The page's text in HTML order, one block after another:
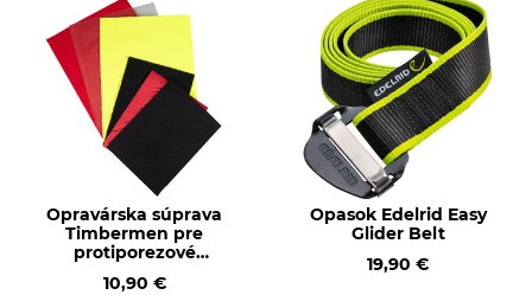
Testovacia značka KWF
KWF Profi
Ochranné vrstvy proti
porezaniu
Typ produktu
Protiporezové nohavice
Označenie modelu
Univerzálne
68% Polyester
32% polyamid
Zvršok 2
89% Polyester
11% Elastan
Opravárska súprava
Timbermen pre
protiporezové
10,90 €
Opasok Edelrid Easy
Glider Belt
19,90 €